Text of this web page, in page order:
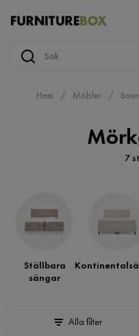
Hem Möbler
7
Ställbara
sängar
Alla filter